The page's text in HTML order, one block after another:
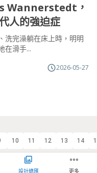
Wannerstedt，
人的強迫症
洗完澡躺在床上時，明明
在滑手...
2026-05-27
10 11 12 13 14
設計總匯 更多